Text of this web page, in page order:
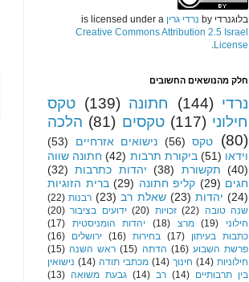
בלוגנרדי נרדי גרין
Creative Commons Attribution 2.5 Israel
License
חלק מהנושאים החשובים
נרדי (144) חתונה (139) טקס
חילוני (117) טקסים (81) הלכה
(80)
טקס (56) נישואים אזרחיים
(53)
וידאו (51) ביקורת תרבות (42) חתונה שווה
(40) תקשורת (38) יהדות כתרבות (32)
חגים (29) קליפ חתונה (29) ברית הזוגיות
(24) יהדות (23) שאלת רב (23) רבנות (22)
שנה טובה (22) זכויות (20) ידועים בציבור (20)
חילוני
(19) מרצ (18) יהדות הומניסטית
(17)
כתבות בעיתון
(17) בחירות (16) ירושלים
(16)
פרשת השבוע (16) הדתה (15) ראש השנה (15)
חילוניות (14) חינוך (14) מכתבי תודה (14) נישואין
בין תרבותיים (14) רב (14) גבעת משואה (13)